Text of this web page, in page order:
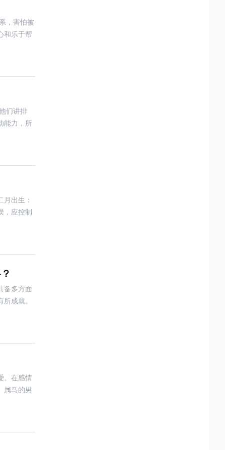
，害怕被
和乐于帮
们讲排
能力，所
出生：
，应控制
备多方面
成就。
。在感情
属马的男